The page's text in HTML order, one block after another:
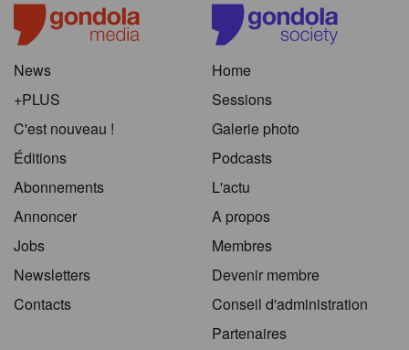
News
+PLUS
C'est nouveau !
Éditions
Abonnements
Annoncer
Jobs
Newsletters
Contacts
Home
Sessions
Galerie photo
Podcasts
L'actu
A propos
Membres
Devenir membre
Conseil d'administration
Partenaires